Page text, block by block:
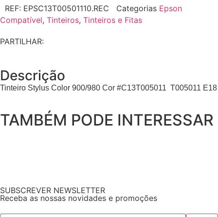
REF: EPSC13T00501110.REC Categorias Epson
Compatível, Tinteiros, Tinteiros e Fitas
PARTILHAR:
Descrição
Tinteiro Stylus Color 900/980 Cor #C13T005011 T005011 E18
TAMBÉM PODE INTERESSAR
SUBSCREVER NEWSLETTER
Receba as nossas novidades e promoções